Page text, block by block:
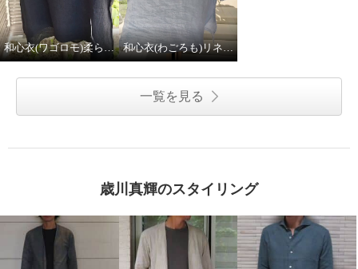
和心衣(ワゴロモ)柔らかガーゼ 和心衣(わごろも)リネン１００%チュニック
一覧を見る
歳川真輝のスタイリング